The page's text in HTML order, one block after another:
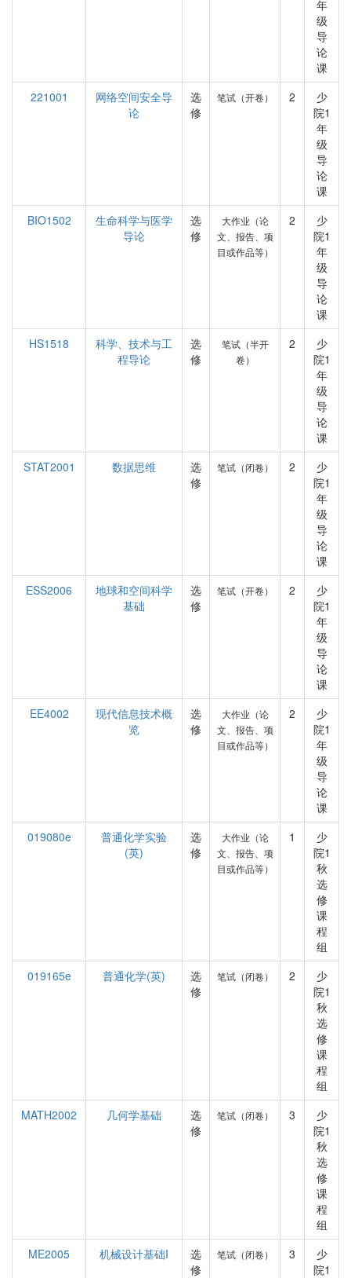
年
级
导
论
课
221001
网络空间安全导
论
选
修
笔试（开卷） 2
少
院1
年
级
导
论
课
BIO1502
生命科学与医学
导论
选
修
大作业（论
文、报告、项
目或作品等）
2
少
院1
年
级
导
论
课
HS1518
科学、技术与工
程导论
选
修
笔试（半开
卷）
2
少
院1
年
级
导
论
课
STAT2001
数据思维
选
修
笔试（闭卷） 2
少
院1
年
级
导
论
课
ESS2006
地球和空间科学
基础
选
修
笔试（开卷） 2
少
院1
年
级
导
论
课
EE4002
现代信息技术概
览
选
修
大作业（论
文、报告、项
目或作品等）
2
少
院1
年
级
导
论
课
019080e
普通化学实验
(英)
选
修
大作业（论
文、报告、项
目或作品等）
1
少
院1
秋
选
修
课
程
组
019165e
普通化学(英)
选
修
笔试（闭卷） 2
少
院1
秋
选
修
课
程
组
MATH2002
几何学基础
选
修
笔试（闭卷） 3
少
院1
秋
选
修
课
程
组
ME2005
机械设计基础I
选
修
笔试（闭卷） 3
少
院1